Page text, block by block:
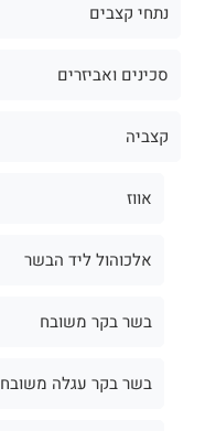
נתחי קצבים
סכינים ואביזרים
קצביה
אווז
אלכוהול ליד הבשר
בשר בקר משובח
בשר בקר עגלה משובח